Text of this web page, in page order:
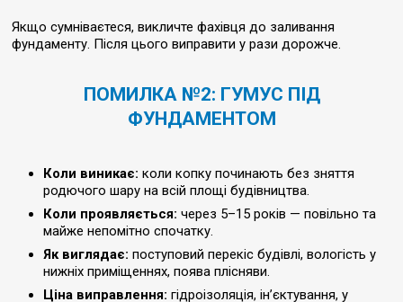
Якщо сумніваєтеся, викличте фахівця до заливання
фундаменту. Після цього виправити у рази дорожче.
ПОМИЛКА №2: ГУМУС ПІД
ФУНДАМЕНТОМ
Коли виникає: коли копку починають без зняття
родючого шару на всій площі будівництва.
Коли проявляється: через 5–15 років — повільно та
майже непомітно спочатку.
Як виглядає: поступовий перекіс будівлі, вологість у
нижніх приміщеннях, поява плісняви.
Ціна виправлення: гідроізоляція, ін’єктування, у